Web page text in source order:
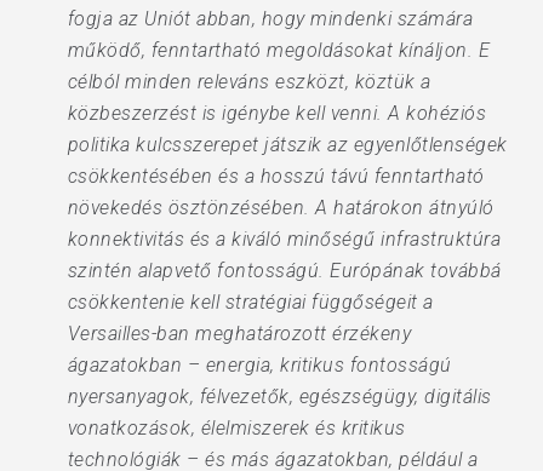
fogja az Uniót abban, hogy mindenki számára
működő, fenntartható megoldásokat kínáljon. E
célból minden releváns eszközt, köztük a
közbeszerzést is igénybe kell venni. A kohéziós
politika kulcsszerepet játszik az egyenlőtlenségek
csökkentésében és a hosszú távú fenntartható
növekedés ösztönzésében. A határokon átnyúló
konnektivitás és a kiváló minőségű infrastruktúra
szintén alapvető fontosságú. Európának továbbá
csökkentenie kell stratégiai függőségeit a
Versailles-ban meghatározott érzékeny
ágazatokban – energia, kritikus fontosságú
nyersanyagok, félvezetők, egészségügy, digitális
vonatkozások, élelmiszerek és kritikus
technológiák – és más ágazatokban, például a